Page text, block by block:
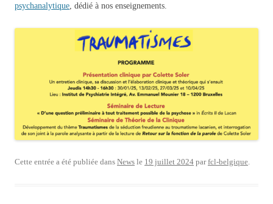
psychanalytique , dédié à nos enseignements.
Cette entrée a été publiée dans News le 19 juillet 2024 parfcl-belgique